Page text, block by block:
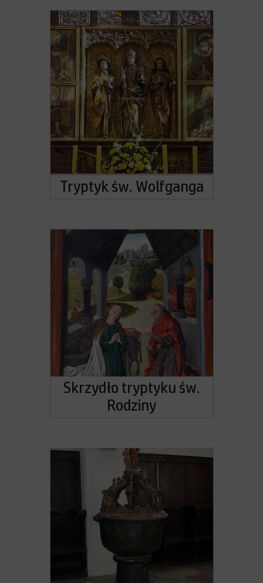
Tryptyk św. Wolfganga
Skrzydło tryptyku św.
Rodziny